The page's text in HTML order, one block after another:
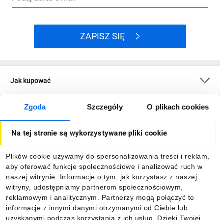
Zgoda Szczegóły O plikach cookies
Na tej stronie są wykorzystywane pliki cookie
Plików cookie używamy do spersonalizowania treści i reklam,
aby oferować funkcje społecznościowe i analizować ruch w
naszej witrynie. Informacje o tym, jak korzystasz z naszej
witryny, udostępniamy partnerom społecznościowym,
reklamowym i analitycznym. Partnerzy mogą połączyć te
informacje z innymi danymi otrzymanymi od Ciebie lub
uzyskanymi podczas korzystania z ich usług. Dzięki Twojej
ZAPISZ SIĘ
Jak kupować
O firmie
Informacje
Pobierz naszą aplikację mobilną: